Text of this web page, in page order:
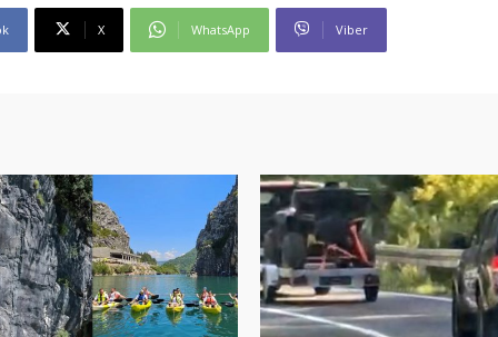
X WhatsApp Viber